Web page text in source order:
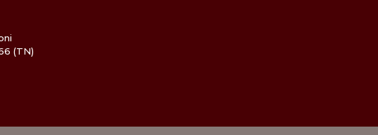
(TN)